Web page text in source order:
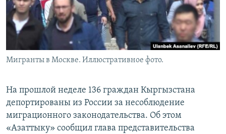
Мигранты в Москве. Иллюстративное фото.
На прошлой неделе 136 граждан Кыргызстана
депортированы из России за несоблюдение
миграционного законодательства. Об этом
«Азаттыку» сообщил глава представительства